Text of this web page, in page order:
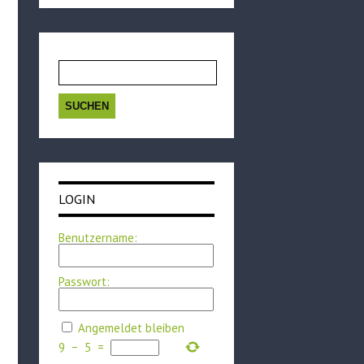
nach:
LOGIN
Benutzername:
Passwort:
Angemeldet bleiben
9 − 5 =